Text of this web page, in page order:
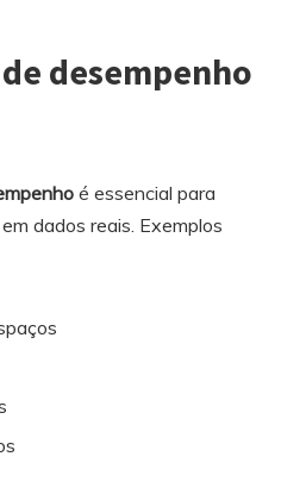
desempenho
é essencial para
dados reais. Exemplos